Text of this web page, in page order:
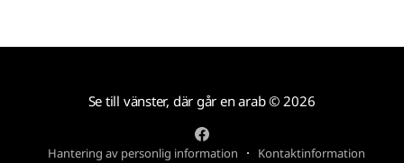
Se till vänster, där går en arab© 2026
Hantering av personlig information Kontaktinformation